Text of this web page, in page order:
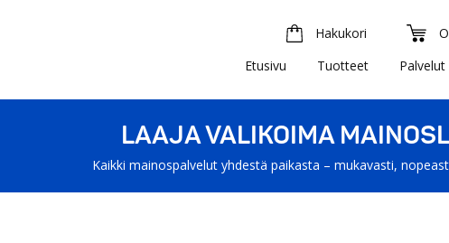
Hakukori
Etusivu
Tuotteet Palvelut
LAAJA VALIKOIMA
Kaikki mainospalvelut yhdestä paikasta – mukavasti,